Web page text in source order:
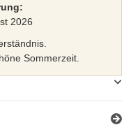
2026
Sommerzeit.